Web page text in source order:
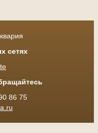
сетях
86 75